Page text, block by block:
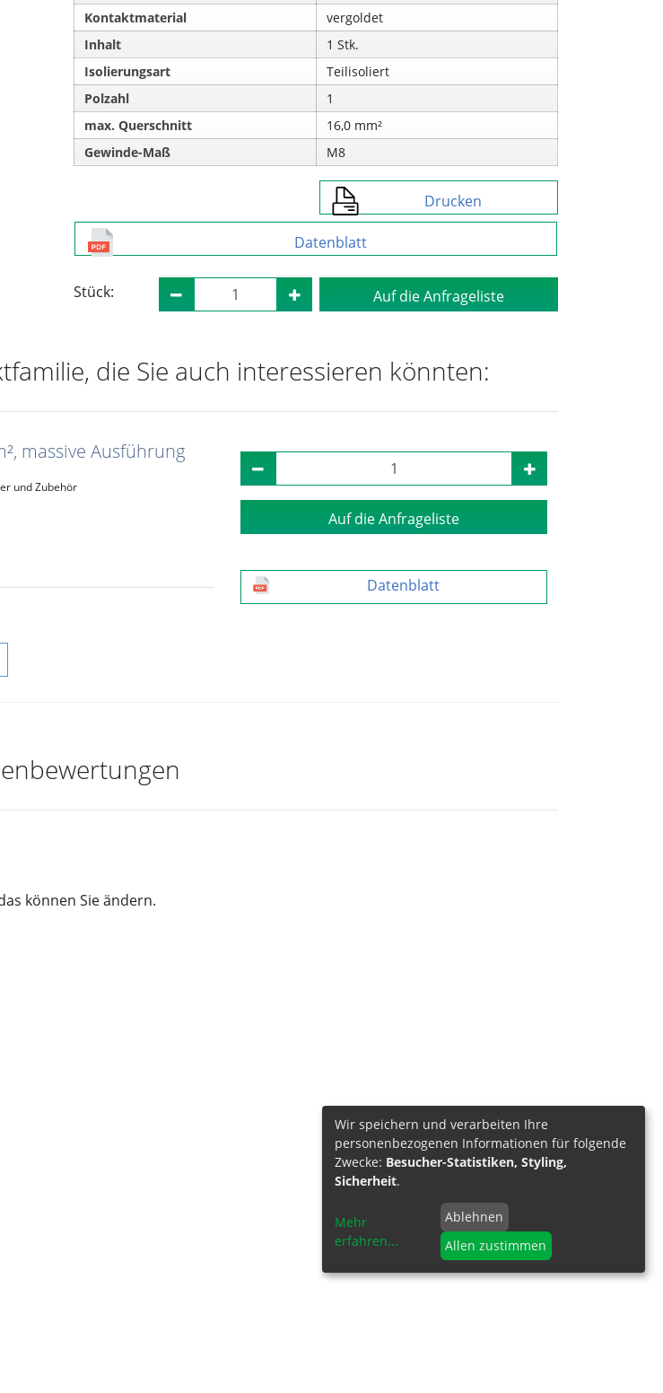
Kontaktmaterial
vergoldet
Inhalt
1 Stk.
Isolierungsart
Teilisoliert
Polzahl
1
max. Querschnitt
16,0 mm²
Gewinde-Maß
M8
Drucken
Datenblatt
Stück: Auf die Anfrageliste
die Sie auch interessieren könnten:
massive Ausführung
und Zubehör
Auf die Anfrageliste
Datenblatt
können Sie ändern.
Wir speichern und verarbeiten Ihre
personenbezogenen Informationen für folgende
Zwecke: Besucher-Statistiken, Styling,
Sicherheit.
Mehr
erfahren...
Ablehnen
Allen zustimmen